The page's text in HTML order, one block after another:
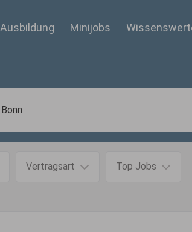
Ausbildung Minijobs
Vertragsart Top Jobs